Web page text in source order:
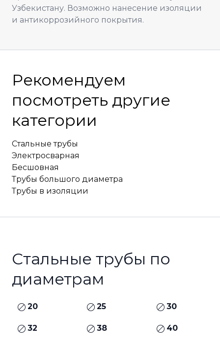
Узбекистану. Возможно нанесение изоляции
и антикоррозийного покрытия.
Рекомендуем
посмотреть другие
категории
Стальные трубы
Электросварная
Бесшовная
Трубы большого диаметра
Трубы в изоляции
Стальные трубы по
диаметрам
20 25 30
32 38 40